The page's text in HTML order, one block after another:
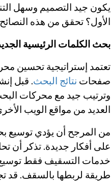
يكون جيد التصميم وسهل
الأول؟ تحقق من هذه
بحث الكلمات الرئيسية
تعتمد إستراتيجية تحسين
صفحات نتائج البحث. قبل
وترتيب جيد مع محركات
العديد من مواقع الويب
من المرجح أن يؤدي توسيع
على أفكار جديدة. تذكر أن
خدمات التسقيف فقط توسيع
طريقة لربطها بالسقف. قد